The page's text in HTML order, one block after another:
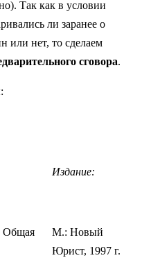
Так как в условии
ли заранее о
или нет, то сделаем
сговора.
Издание:
Общая
М.: Новый
Юрист, 1997 г.